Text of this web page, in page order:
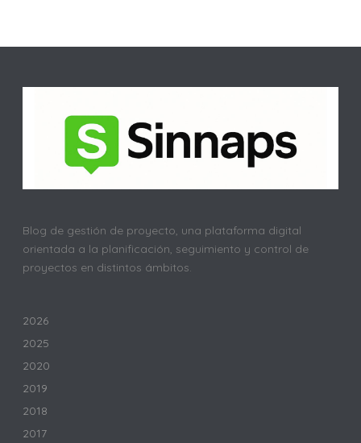
Blog de gestión de proyecto, una plataforma digital
orientada a la planificación, seguimiento y control de
proyectos en distintos ámbitos.
2026
2025
2020
2019
2018
2017